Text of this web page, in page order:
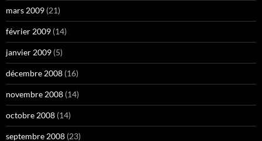
mars 2009 (21)
février 2009 (14)
janvier 2009 (5)
décembre 2008 (16)
novembre 2008 (14)
octobre 2008 (14)
septembre 2008 (23)